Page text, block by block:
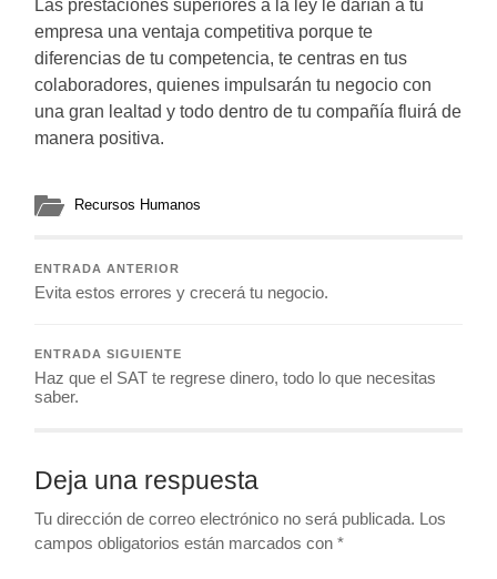
Las prestaciones superiores a la ley le darían a tu
empresa una ventaja competitiva porque te
diferencias de tu competencia, te centras en tus
colaboradores, quienes impulsarán tu negocio con
una gran lealtad y todo dentro de tu compañía fluirá de
manera positiva.
Recursos Humanos
ENTRADA ANTERIOR
Evita estos errores y crecerá tu negocio.
ENTRADA SIGUIENTE
Haz que el SAT te regrese dinero, todo lo que necesitas
saber.
Deja una respuesta
Tu dirección de correo electrónico no será publicada. Los
campos obligatorios están marcados con*